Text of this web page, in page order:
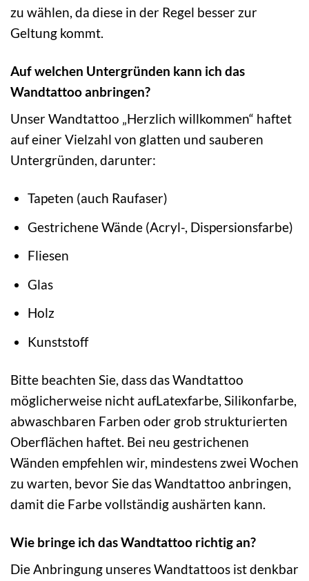
zu wählen, da diese in der Regel besser zur
Geltung kommt.
Auf welchen Untergründen kann ich das
Wandtattoo anbringen?
Unser Wandtattoo „Herzlich willkommen“ haftet
auf einer Vielzahl von glatten und sauberen
Untergründen, darunter:
Tapeten (auch Raufaser)
Gestrichene Wände (Acryl-, Dispersionsfarbe)
Fliesen
Glas
Holz
Kunststoff
Bitte beachten Sie, dass das Wandtattoo
möglicherweise nicht aufLatexfarbe, Silikonfarbe,
abwaschbaren Farben oder grob strukturierten
Oberflächen haftet. Bei neu gestrichenen
Wänden empfehlen wir, mindestens zwei Wochen
zu warten, bevor Sie das Wandtattoo anbringen,
damit die Farbe vollständig aushärten kann.
Wie bringe ich das Wandtattoo richtig an?
Die Anbringung unseres Wandtattoos ist denkbar